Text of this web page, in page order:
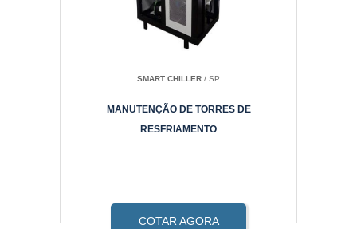
SMART CHILLER/ SP
MANUTENÇÃO DE TORRES DE
RESFRIAMENTO
COTAR AGORA